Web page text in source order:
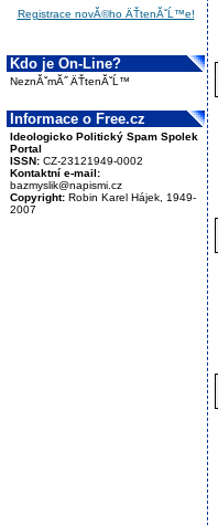
Registrace novĂ©ho ÄŤtenĂˇĹ™e!
Kdo je On-Line?
NeznĂˇmĂ˝ ÄŤtenĂˇĹ™
Informace o Free.cz
Ideologicko Politický Spam Spolek
Portal
ISSN: CZ-23121949-0002
Kontaktní e-mail:
bazmyslik@napismi.cz
Copyright: Robin Karel Hájek, 1949-
2007